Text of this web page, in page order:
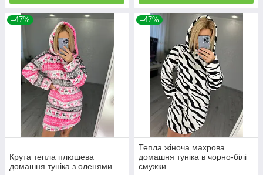
–47%
Крута тепла плюшева
домашня туніка з оленями
–47%
Тепла жіноча махрова
домашня туніка в чорно-білі
смужки